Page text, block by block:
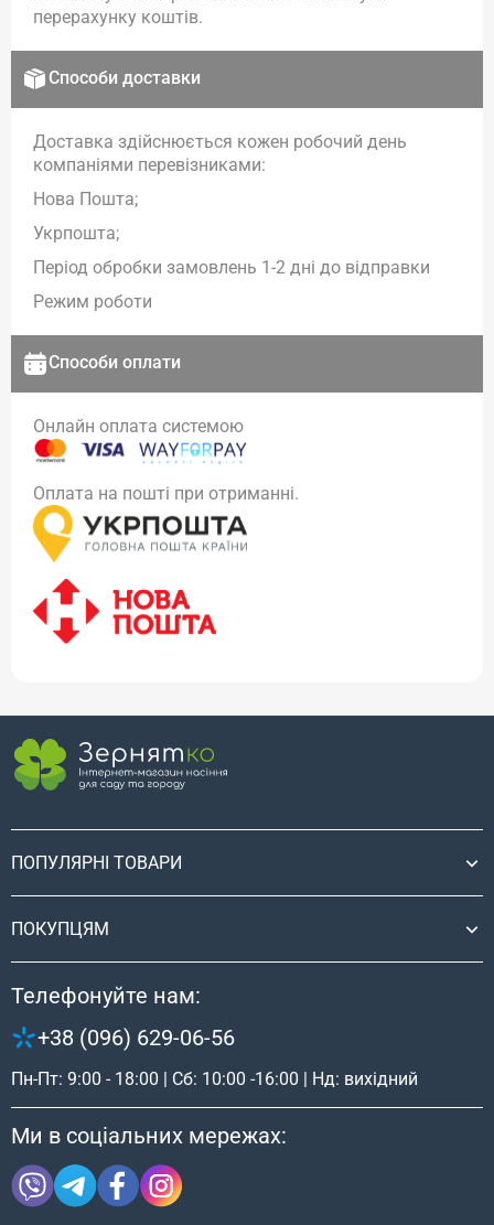
перерахунку коштів.
Способи доставки
Доставка здійснюється кожен робочий день
компаніями перевізниками:
Нова Пошта;
Укрпошта;
Період обробки замовлень 1-2 дні до відправки
Режим роботи
Способи оплати
Онлайн оплата системою
Оплата на пошті при отриманні.
ПОПУЛЯРНІ ТОВАРИ
ПОКУПЦЯМ
Телефонуйте нам:
+38 (096) 629-06-56
Пн-Пт: 9:00 - 18:00 | Сб: 10:00 -16:00 | Нд: вихідний
Ми в соціальних мережах: